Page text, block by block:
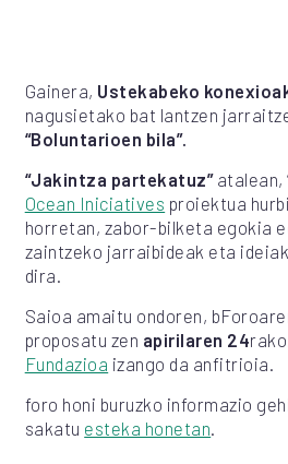
Gainera, Ustekabeko
nagusietako bat lantzen
“Boluntarioen bila”.
“Jakintza partekatuz”atalean,
Ocean Iniciatives proiektua
horretan, zabor-bilketa egokia
zaintzeko jarraibideak eta
dira.
Saioa amaitu ondoren,
proposatu zen apirilaren 24
Fundazioa izango da anfitrioia.
foro honi buruzko informazio
sakatu esteka honetan.